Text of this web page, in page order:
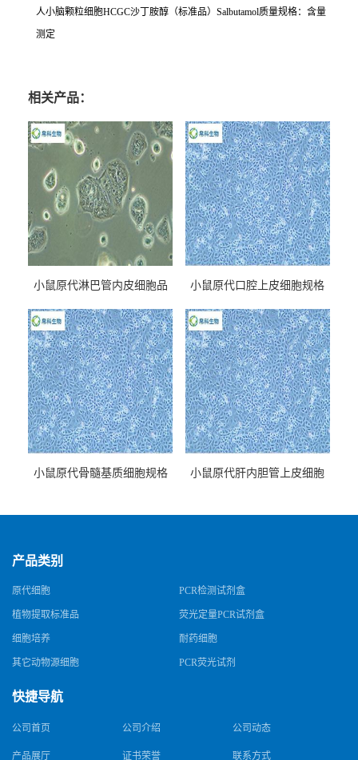
人小脑颗粒细胞HCGC沙丁胺醇（标准品） Salbutamol质量规格：含量
测定
相关产品：
小鼠原代淋巴管内皮细胞品
小鼠原代口腔上皮细胞规格
小鼠原代骨髓基质细胞规格
小鼠原代肝内胆管上皮细胞
产品类别
原代细胞 PCR检测试剂盒
植物提取标准品 荧光定量PCR试剂盒
细胞培养 耐药细胞
其它动物源细胞 PCR荧光试剂
快捷导航
公司首页 公司介绍 公司动态
产品展厅 证书荣誉 联系方式